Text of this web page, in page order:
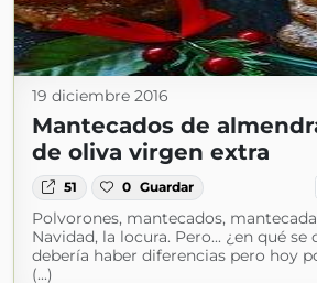
19 diciembre 2016
Mantecados de
de oliva virgen extra
51 0 Guardar
Polvorones, mantecados,
Navidad, la locura. Pero... ¿en qué se
debería haber diferencias pero hoy
(...)